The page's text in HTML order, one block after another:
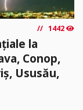
1442
la
Conop,
Ususău,